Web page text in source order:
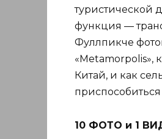
туристической
функция —
Фуллпикче
«Metamorpolis»,
Китай, и как
10 ФОТО и 1